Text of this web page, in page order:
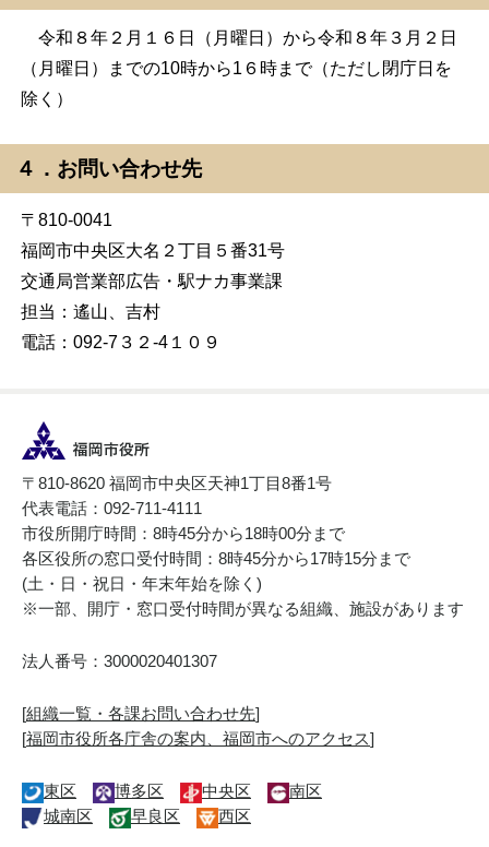
令和８年２月１６日（月曜日）から令和８年３月２日
（月曜日）までの10時から1６時まで（ただし閉庁日を
除く）
４．お問い合わせ先
〒810-0041
福岡市中央区大名２丁目５番31号
交通局営業部広告・駅ナカ事業課
担当：遙山、吉村
電話：092-7３２-4１０９
〒810-8620 福岡市中央区天神1丁目8番1号
代表電話：092-711-4111
市役所開庁時間：8時45分から18時00分まで
各区役所の窓口受付時間：8時45分から17時15分まで
(土・日・祝日・年末年始を除く)
※一部、開庁・窓口受付時間が異なる組織、施設があります
法人番号：3000020401307
[組織一覧・各課お問い合わせ先]
[福岡市役所各庁舎の案内、福岡市へのアクセス]
東区 博多区 中央区
南区
城南区
早良区 西区